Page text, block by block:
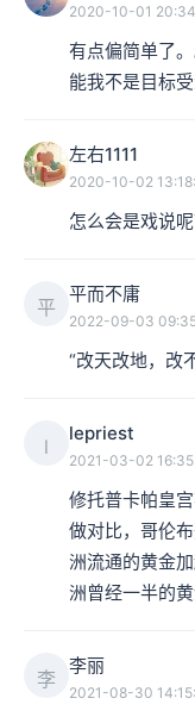
2020-10-01
有点偏简单了
能我不是目标
左右1111
2020-10-02
怎么会是戏说
平
平而不庸
2022-09-03
“改天改地，改
l
lepriest
2021-03-02
修托普卡帕皇
做对比，哥伦
洲流通的黄金
洲曾经一半的
李
李丽
2021-08-30